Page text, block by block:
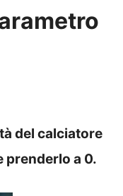
del calciatore
prenderlo a 0.